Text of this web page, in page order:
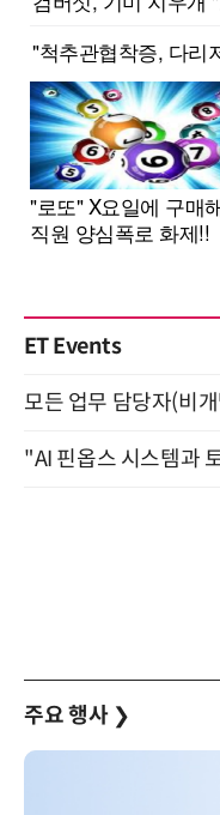
ET Events
주요 행사 ❯